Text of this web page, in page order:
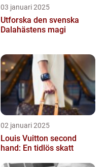
03 januari 2025
Utforska den svenska
Dalahästens magi
02 januari 2025
Louis Vuitton second
hand: En tidlös skatt